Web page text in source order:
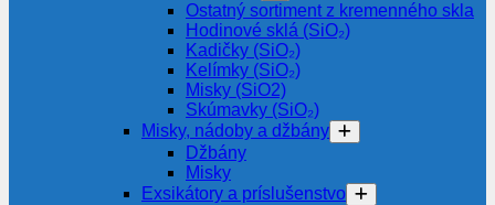
Ostatný sortiment z kremenného skla
Hodinové sklá (SiO₂)
Kadičky (SiO₂)
Kelímky (SiO₂)
Misky (SiO2)
Skúmavky (SiO₂)
Misky, nádoby a džbány
Džbány
Misky
Exsikátory a príslušenstvo